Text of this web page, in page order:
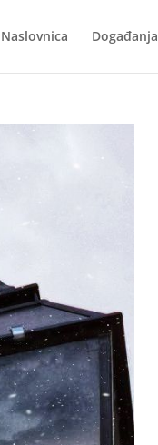
Naslovnica Događanja